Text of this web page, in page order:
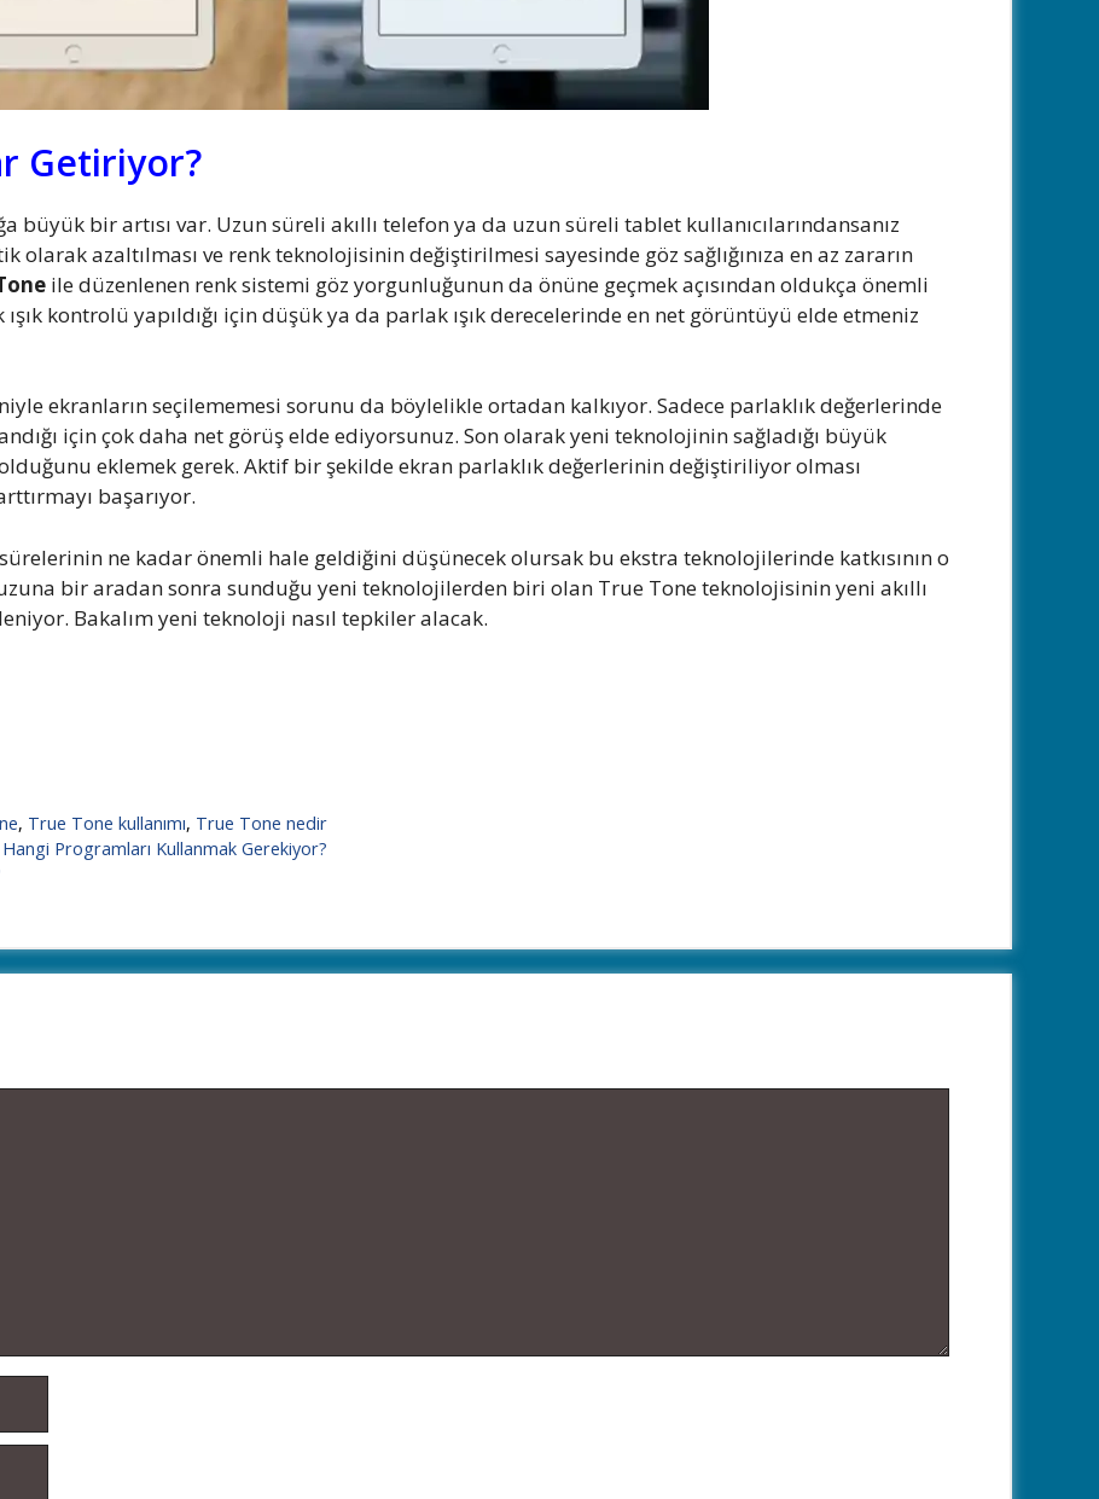
Getiriyor?
büyük bir artısı var. Uzun süreli akıllı telefon ya da uzun süreli tablet kullanıcılarındansanız
olarak azaltılması ve renk teknolojisinin değiştirilmesi sayesinde göz sağlığınıza en az zararın
ile düzenlenen renk sistemi göz yorgunluğunun da önüne geçmek açısından oldukça önemli
kontrolü yapıldığı için düşük ya da parlak ışık derecelerinde en net görüntüyü elde etmeniz
ekranların seçilememesi sorunu da böylelikle ortadan kalkıyor. Sadece parlaklık değerlerinde
için çok daha net görüş elde ediyorsunuz. Son olarak yeni teknolojinin sağladığı büyük
eklemek gerek. Aktif bir şekilde ekran parlaklık değerlerinin değiştiriliyor olması
başarıyor.
ne kadar önemli hale geldiğini düşünecek olursak bu ekstra teknolojilerinde katkısının o
bir aradan sonra sunduğu yeni teknolojilerden biri olan True Tone teknolojisinin yeni akıllı
Bakalım yeni teknoloji nasıl tepkiler alacak.
, True Tone kullanımı, True Tone nedir
Programları Kullanmak Gerekiyor?